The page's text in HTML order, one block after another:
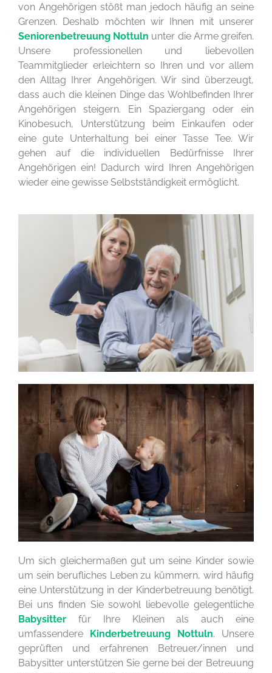
von Angehörigen stößt man jedoch häufig an seine
Grenzen. Deshalb möchten wir Ihnen mit unserer
Seniorenbetreuung Nottuln unter die Arme greifen.
Unsere professionellen und liebevollen
Teammitglieder erleichtern so Ihren und vor allem
den Alltag Ihrer Angehörigen. Wir sind überzeugt,
dass auch die kleinen Dinge das Wohlbefinden Ihrer
Angehörigen steigern. Ein Spaziergang oder ein
Kinobesuch, Unterstützung beim Einkaufen oder
eine gute Unterhaltung bei einer Tasse Tee. Wir
gehen auf die individuellen Bedürfnisse Ihrer
Angehörigen ein! Dadurch wird Ihren Angehörigen
wieder eine gewisse Selbstständigkeit ermöglicht.
Um sich gleichermaßen gut um seine Kinder sowie
um sein berufliches Leben zu kümmern, wird häufig
eine Unterstützung in der Kinderbetreuung benötigt.
Bei uns finden Sie sowohl liebevolle gelegentliche
Babysitter für Ihre Kleinen als auch eine
umfassendere Kinderbetreuung Nottuln. Unsere
geprüften und erfahrenen Betreuer/innen und
Babysitter unterstützen Sie gerne bei der Betreuung